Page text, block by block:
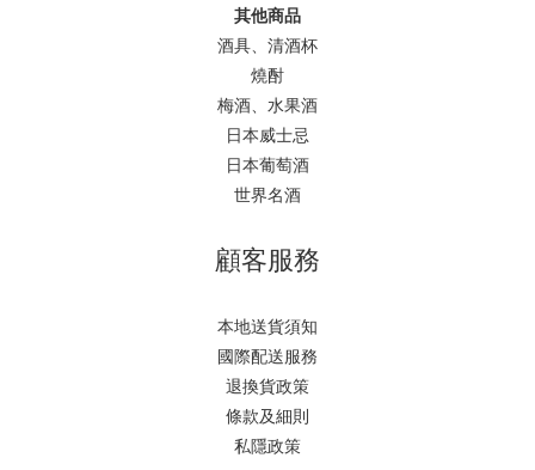
其他商品
酒具、清酒杯
燒酎
梅酒、水果酒
日本威士忌
日本葡萄酒
世界名酒
顧客服務
本地送貨須知
國際配送服務
退換貨政策
條款及細則
私隱政策